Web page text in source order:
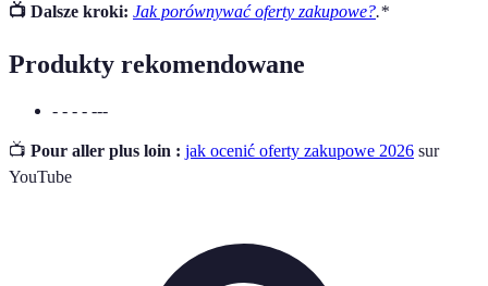
📺 Dalsze kroki: Jak porównywać oferty zakupowe?.*
Produkty rekomendowane
- - - - ---
📺 Pour aller plus loin : jak ocenić oferty zakupowe 2026 sur
YouTube